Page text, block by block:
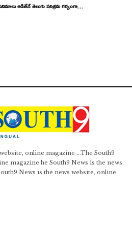
ఆడితేనే తెలుగు పరిశ్రమ గర్వంగా…
online magazine ...The South9
magazine he South9 News is the news
News is the news website, online